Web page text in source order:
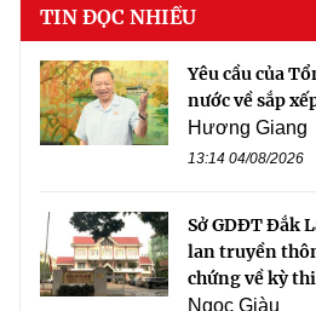
TIN ĐỌC NHIỀU
Yêu cầu của
nước về sắp
Hương Giang
13:14 04/08/2026
Sở GDĐT Đắk
lan truyền
chứng về kỳ
Ngọc Giàu